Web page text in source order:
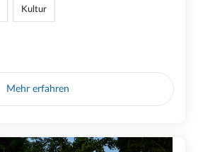
Kultur
Mehr erfahren